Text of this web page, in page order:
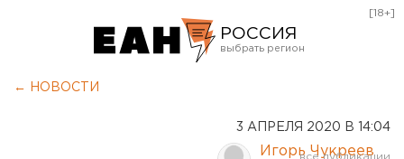
РОССИЯ
Курган
[18+]
← НОВОСТИ
3 АПРЕЛЯ 2020 В 14:04
Игорь Чукреев